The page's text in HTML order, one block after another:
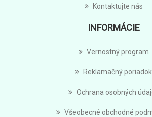
Kontaktujte nás
INFORMÁCIE
Vernostný program
Reklamačný poriadok
Ochrana osobných
Všeobecné obchodné